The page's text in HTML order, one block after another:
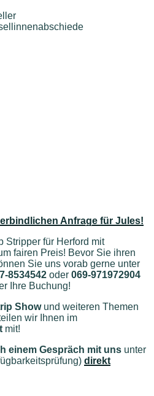
Anfrage für Jules!
Stripper für Herford mit
fairen Preis! Bevor Sie ihren
Sie uns vorab gerne unter
8534542 oder 069-971972904
Ihre Buchung!
Showund weiteren Themen
wir Ihnen im
mit!
einem Gespräch mit uns unter
direkt